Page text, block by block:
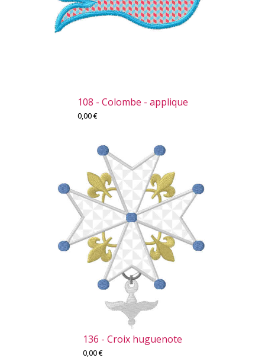
108 - Colombe - applique
0,00€
136 - Croix huguenote
0,00€